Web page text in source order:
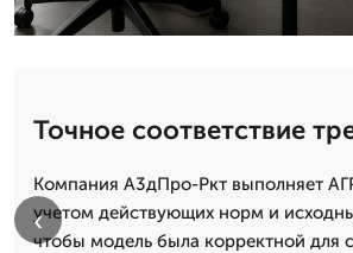
Точное соответствие
Компания А3дПро-Ркт выполняет
учетом действующих норм и
чтобы модель была корректной для
‹